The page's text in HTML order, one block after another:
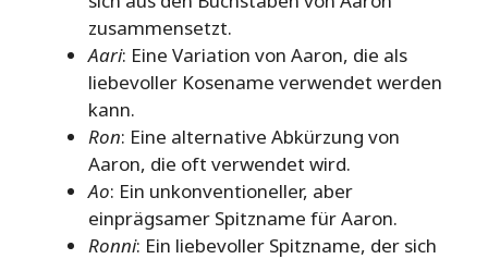
zusammensetzt.
Aari: Eine Variation von Aaron, die als
liebevoller Kosename verwendet werden
kann.
Ron: Eine alternative Abkürzung von
Aaron, die oft verwendet wird.
Ao: Ein unkonventioneller, aber
einprägsamer Spitzname für Aaron.
Ronni: Ein liebevoller Spitzname, der sich